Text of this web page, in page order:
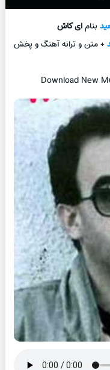
بنامای کاش
+ متن و ترانه آهنگ و پخش
Download New